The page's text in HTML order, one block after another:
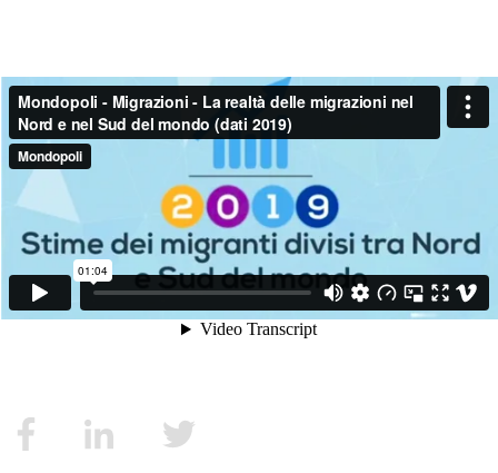
POVERTÀ
SALUTE
EDITORIALI
PUNTI DI VISTA
MONDO IN CIFRE